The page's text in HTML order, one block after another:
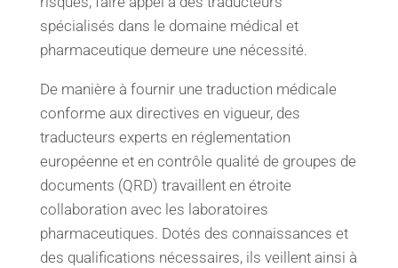
spécialisés dans le domaine médical et
pharmaceutique demeure une nécessité.
De manière à fournir une traduction médicale
conforme aux directives en vigueur, des
traducteurs experts en réglementation
européenne et en contrôle qualité de groupes de
documents (QRD) travaillent en étroite
collaboration avec les laboratoires
pharmaceutiques. Dotés des connaissances et
des qualifications nécessaires, ils veillent ainsi à